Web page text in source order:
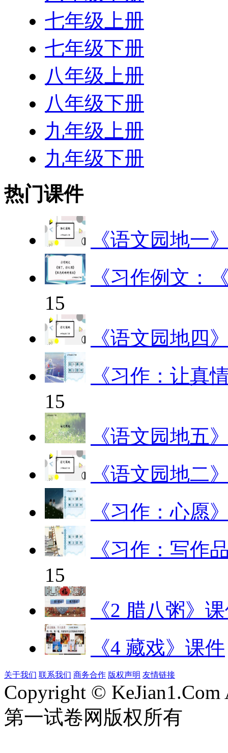
七年级上册
七年级下册
八年级上册
八年级下册
九年级上册
九年级下册
热门课件
《语文园地一
《习作例文：
15
《语文园地四
《习作：让真
15
《语文园地五
《语文园地二
《习作：心愿
《习作：写作
15
《2 腊八粥》
《4 藏戏》课件
关于我们 联系我们 商务合作 版权声明 友情链接
Copyright © KeJian1.Com
第一试卷网版权所有